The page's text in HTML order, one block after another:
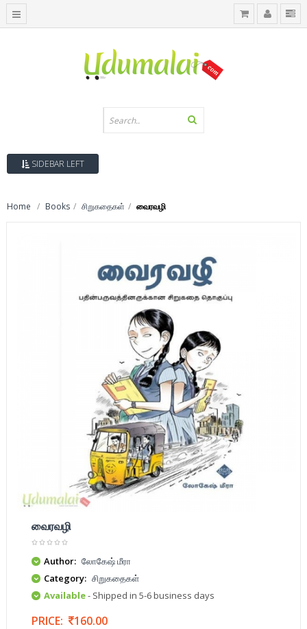
SIDEBAR LEFT
Home Books சிறுகதைகள் வைரவழி
வைரவழி
Author: லோகேஷ் மீரா
Category: சிறுகதைகள்
Available- Shipped in 5-6 business days
PRICE: 160.00